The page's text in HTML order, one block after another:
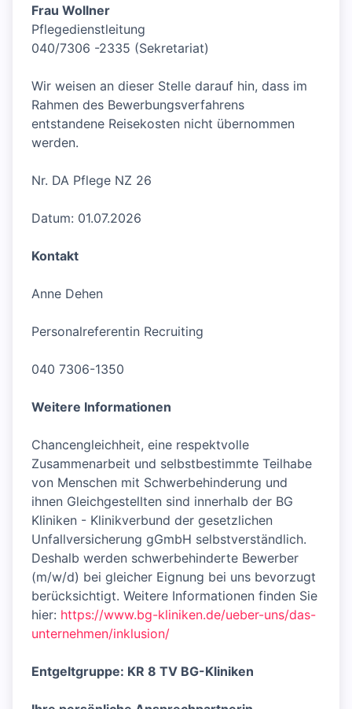
Frau Wollner
Pflegedienstleitung
040/7306 -2335 (Sekretariat)
Wir weisen an dieser Stelle darauf hin, dass im
Rahmen des Bewerbungsverfahrens
entstandene Reisekosten nicht übernommen
werden.
Nr. DA Pflege NZ 26
Datum: 01.07.2026
Kontakt
Anne Dehen
Personalreferentin Recruiting
040 7306-1350
Weitere Informationen
Chancengleichheit, eine respektvolle
Zusammenarbeit und selbstbestimmte Teilhabe
von Menschen mit Schwerbehinderung und
ihnen Gleichgestellten sind innerhalb der BG
Kliniken - Klinikverbund der gesetzlichen
Unfallversicherung gGmbH selbstverständlich.
Deshalb werden schwerbehinderte Bewerber
(m/w/d) bei gleicher Eignung bei uns bevorzugt
berücksichtigt. Weitere Informationen finden Sie
hier: https://www.bg-kliniken.de/ueber-uns/das-
unternehmen/inklusion/
Entgeltgruppe: KR 8 TV BG-Kliniken